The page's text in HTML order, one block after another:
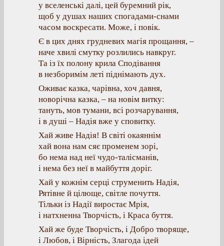
у вселенські далі, цей буремний рік,
щоб у душах наших спогадами-снами
часом воскресати. Може, і повік.
Є в цих днях грудневих магія прощання, –
наче хвилі смутку розлились навкруг.
Та із їх полону крила Сподівання
в незборимім леті піднімають дух.
Оживає казка, чарівна, хоч давня,
новорічна казка, – на новім витку:
тануть, мов тумани, всі розчарування,
і в душі – Надія вже у сповитку.
Хай живе Надія! В світі окаяннім
хай вона нам сяє променем зорі,
бо нема над неї чудо-талісманів,
і нема без неї в майбуття доріг.
Хай у кожнім серці струменить Надія,
Рятівне й цілюще, світле почуття.
Тільки із Надії виростає Мрія,
і натхненна Творчість, і Краса буття.
Хай же буде Творчість, і Добро творяще,
і Любов, і Вірність, Злагода ідей